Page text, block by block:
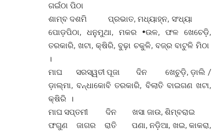
ଗଇଁଠା ପିଠା
ଶାମ୍ବ ଦଶମି ପ୍ରଭାତ, ମଧ୍ୟାହ୍ନ, ସଂଧ୍ୟା
ପୋଡ଼ପିଠା, ଧନୁମୁଥା, ମକର •ଉଳ, ଫଳ ଖେଚେଡ଼ି,
ତରକାରି, ଖଟା, କ୍ଷିରି, ବୁଢ଼ା ଚକୁଳି, ବଜ୍ର ବାଟୁଳି ମିଠା
।
ମାଘ ସରସ୍ୱତୀ ପୂଜା ଦିନ ଖେଚୁଡ଼ି, ଡ଼ାଲି /
ଡ଼ାଲ୍ମା, ବନ୍ଧାକୋବି ତରକାରି, ବିଲାତି ବାଇଗଣ ଖଟା,
କ୍ଷିରି ।
ମାଘ ସପ୍ତମୀ ଦିନ ଖସା ଜାଉ, ଶିମ୍ବରାଇ
ଫଗୁଣ ଜାଗର ରାତି ପଣା, ନଡ଼ିଆ, ଖଇ, କାକରା,